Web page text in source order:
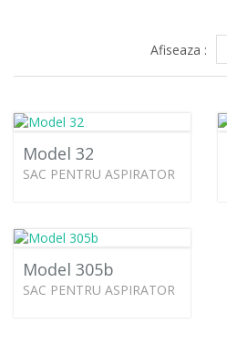
Afiseaza :
Model 32
SAC PENTRU ASPIRATOR
Model 305b
SAC PENTRU ASPIRATOR